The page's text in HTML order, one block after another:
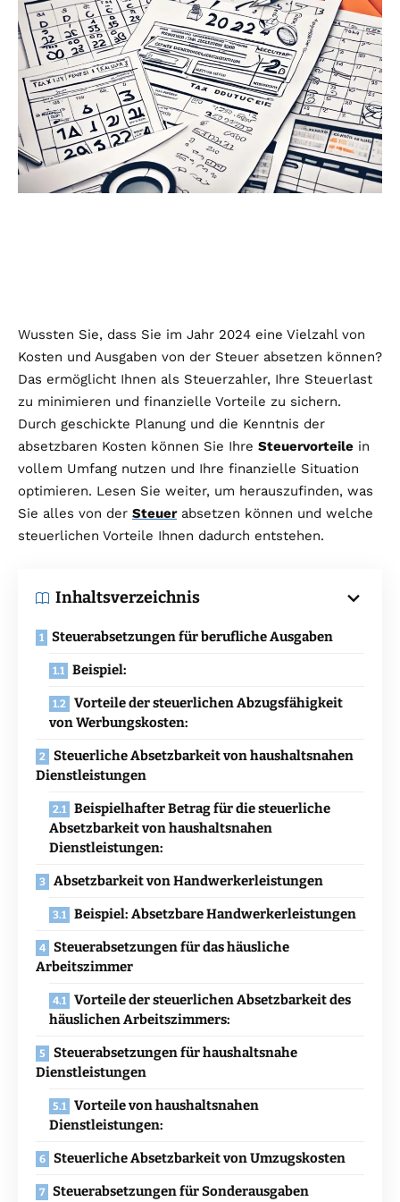
Wussten Sie, dass Sie im Jahr 2024 eine Vielzahl von
Kosten und Ausgaben von der Steuer absetzen können?
Das ermöglicht Ihnen als Steuerzahler, Ihre Steuerlast
zu minimieren und finanzielle Vorteile zu sichern.
Durch geschickte Planung und die Kenntnis der
absetzbaren Kosten können Sie Ihre Steuervorteile in
vollem Umfang nutzen und Ihre finanzielle Situation
optimieren. Lesen Sie weiter, um herauszufinden, was
Sie alles von der Steuerabsetzen können und welche
steuerlichen Vorteile Ihnen dadurch entstehen.
Inhaltsverzeichnis
Steuerabsetzungen für berufliche Ausgaben
Beispiel:
Vorteile der steuerlichen Abzugsfähigkeit
von Werbungskosten:
Steuerliche Absetzbarkeit von haushaltsnahen
Dienstleistungen
Beispielhafter Betrag für die steuerliche
Absetzbarkeit von haushaltsnahen
Dienstleistungen:
Absetzbarkeit von Handwerkerleistungen
Beispiel: Absetzbare Handwerkerleistungen
Steuerabsetzungen für das häusliche
Arbeitszimmer
Vorteile der steuerlichen Absetzbarkeit des
häuslichen Arbeitszimmers:
Steuerabsetzungen für haushaltsnahe
Dienstleistungen
Vorteile von haushaltsnahen
Dienstleistungen:
Steuerliche Absetzbarkeit von Umzugskosten
Steuerabsetzungen für Sonderausgaben